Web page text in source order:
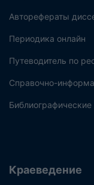
Авторефераты
Периодика онлайн
Путеводитель по
Справочно-
Библиографические
Краеведение